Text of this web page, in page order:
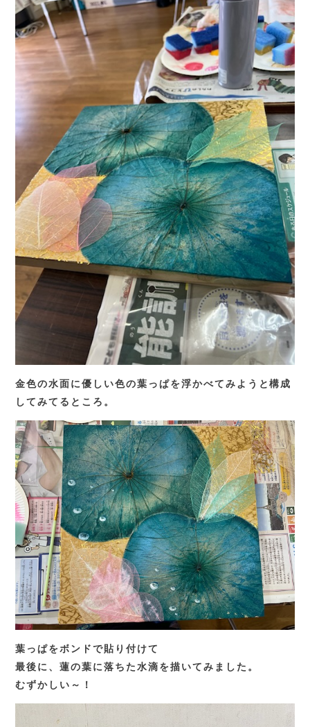
金色の水面に優しい色の葉っぱを浮かべてみようと構成
してみてるところ。
葉っぱをボンドで貼り付けて
最後に、蓮の葉に落ちた水滴を描いてみました。
むずかしい～！